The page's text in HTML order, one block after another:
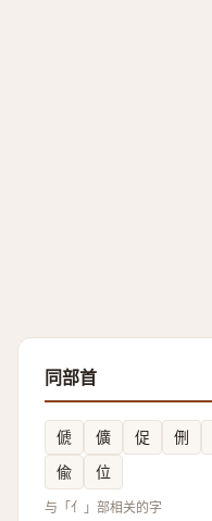
同部首
傂 儣 促 侀
偸
位
与「亻」部相关的字